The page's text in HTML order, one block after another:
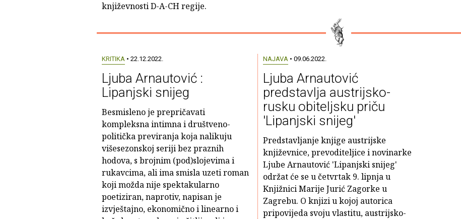
književnosti D-A-CH regije.
KRITIKA• 22.12.2022.
Ljuba Arnautović :
Lipanjski snijeg
Besmisleno je prepričavati
kompleksna intimna i društveno-
politička previranja koja nalikuju
višesezonskoj seriji bez praznih
hodova, s brojnim (pod)slojevima i
rukavcima, ali ima smisla uzeti roman
koji možda nije spektakularno
poetiziran, naprotiv, napisan je
izvještajno, ekonomično i linearno i
NAJAVA• 09.06.2022.
Ljuba Arnautović
predstavlja austrijsko-
rusku obiteljsku priču
'Lipanjski snijeg'
Predstavljanje knjige austrijske
književnice, prevoditeljice i novinarke
Ljube Arnautović 'Lipanjski snijeg'
održat će se u četvrtak 9. lipnja u
Knjižnici Marije Jurić Zagorke u
Zagrebu. O knjizi u kojoj autorica
pripovijeda svoju vlastitu, austrijsko-